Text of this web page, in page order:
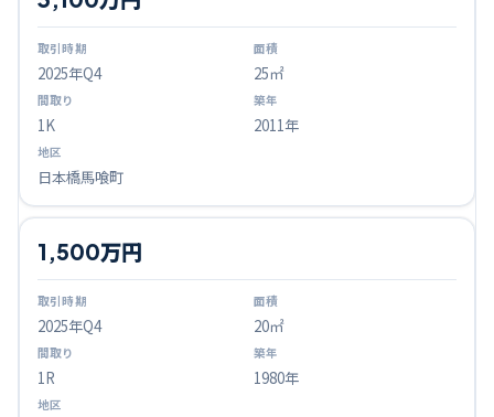
2025年Q4 25㎡
1K 2011年
日本橋馬喰町
2025年Q4
1,500万円
20㎡
1R 1980年